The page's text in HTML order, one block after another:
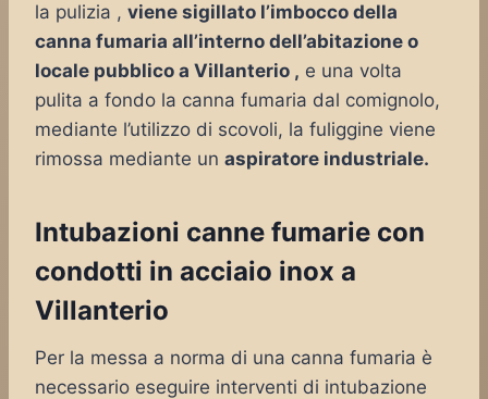
la pulizia , viene sigillato l’imbocco della
canna fumaria all’interno dell’abitazione o
locale pubblico a Villanterio , e una volta
pulita a fondo la canna fumaria dal comignolo,
mediante l’utilizzo di scovoli, la fuliggine viene
rimossa mediante un aspiratore industriale.
Intubazioni canne fumarie con
condotti in acciaio inox a
Villanterio
Per la messa a norma di una canna fumaria è
necessario eseguire interventi di intubazione